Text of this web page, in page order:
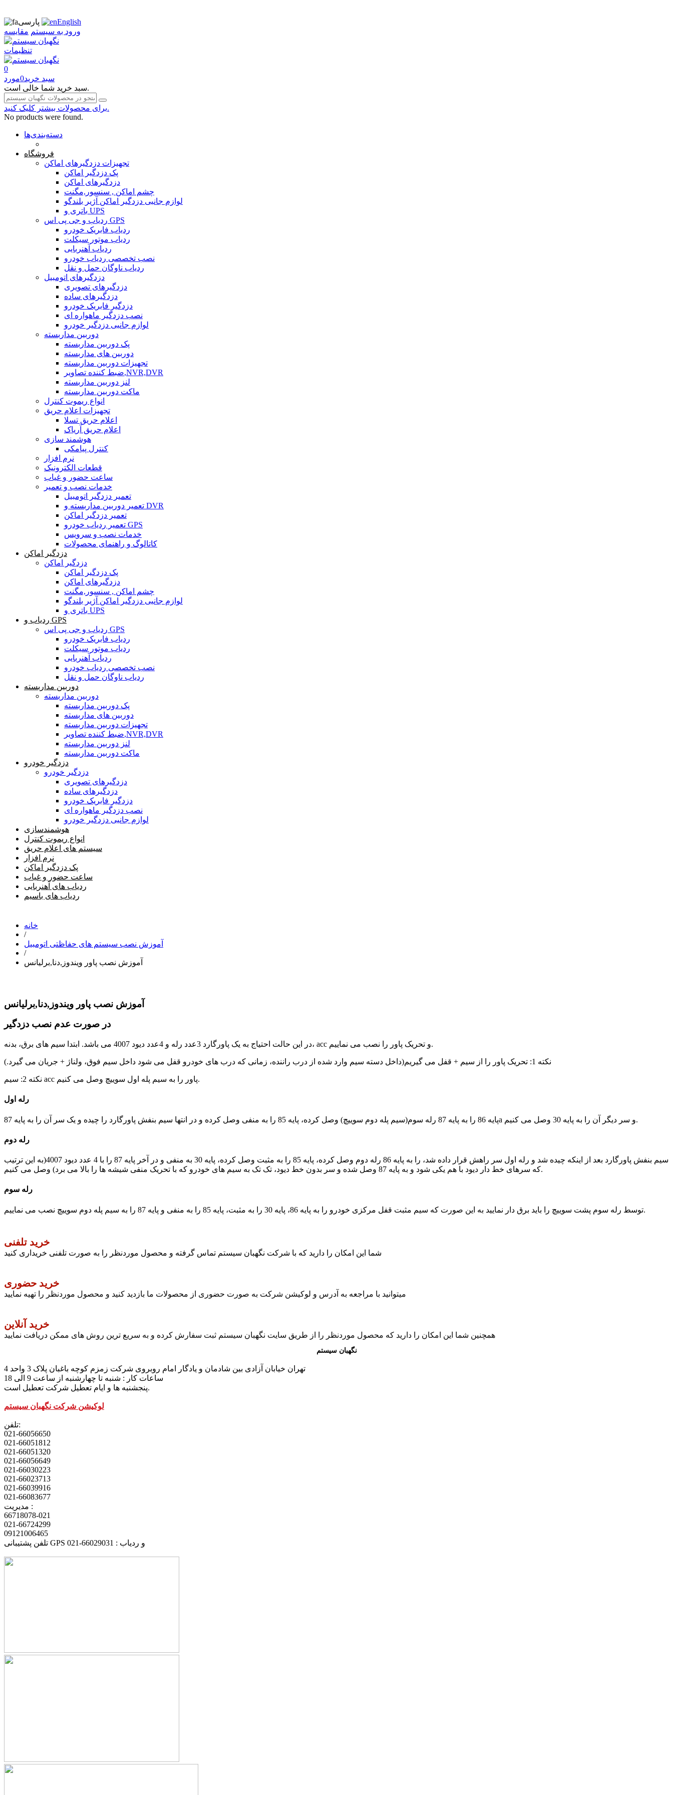
پارسی
English
ورود به سیستم مقایسه
تنظیمات
0
سبد خرید0مورد
سبد خرید شما خالی است.
برای محصولات بیشتر کلیک کنید.
No products were found.
دسته‌بندی‌ها
فروشگاه
تجهیزات دزدگیرهای اماکن
پک دزدگیر اماکن
دزدگیرهای اماکن
چشم اماکن , سنسور,مگنت
لوازم جانبی دزدگیر اماکن آژیر بلندگو
باتری و UPS
ردیاب و جی پی اس GPS
ردیاب فابریک خودرو
ردیاب موتور سیکلت
ردیاب آهنربایی
نصب تخصصی ردیاب خودرو
ردیاب ناوگان حمل و نقل
دزدگیرهای اتومبیل
دزدگیرهای تصویری
دزدگیرهای ساده
دزدگیر فابریک خودرو
نصب دزدگیر ماهواره ای
لوازم جانبی دزدگیر خودرو
دوربین مداربسته
پک دوربین مداربسته
دوربین های مداربسته
تجهیزات دوربین مداربسته
ضبط کننده تصاویر,NVR,DVR
لنز دوربین مداربسته
ماکت دوربین مداربسته
انواع ریموت کنترل
تجهیزات اعلام حریق
اعلام حریق تسلا
اعلام حریق آریاک
هوشمند سازی
کنترل پیامکی
نرم افزار
قطعات الکترونیک
ساعت حضور و غیاب
خدمات نصب و تعمیر
تعمیر دزدگیر اتومبیل
تعمیر دوربین مداربسته و DVR
تعمیر دزدگیر اماکن
تعمیر ردیاب خودرو GPS
خدمات نصب و سرویس
کاتالوگ و راهنمای محصولات
دزدگیر اماکن
دزدگیر اماکن
پک دزدگیر اماکن
دزدگیرهای اماکن
چشم اماکن , سنسور,مگنت
لوازم جانبی دزدگیر اماکن آژیر بلندگو
باتری و UPS
ردیاب و GPS
ردیاب و جی پی اس GPS
ردیاب فابریک خودرو
ردیاب موتور سیکلت
ردیاب آهنربایی
نصب تخصصی ردیاب خودرو
ردیاب ناوگان حمل و نقل
دوربین مداربسته
دوربین مداربسته
پک دوربین مداربسته
دوربین های مداربسته
تجهیزات دوربین مداربسته
ضبط کننده تصاویر,NVR,DVR
لنز دوربین مداربسته
ماکت دوربین مداربسته
دزدگیر خودرو
دزدگیر خودرو
دزدگیرهای تصویری
دزدگیرهای ساده
دزدگیر فابریک خودرو
نصب دزدگیر ماهواره ای
لوازم جانبی دزدگیر خودرو
هوشمندسازی
انواع ریموت کنترل
سیستم های اعلام حریق
نرم افزار
پک دزدگیر اماکن
ساعت حضور و غیاب
ردیاب های آهنربایی
ردیاب های باسیم
خانه
/
آموزش نصب سیستم های حفاظتی اتومبیل
/
آموزش نصب پاور ویندوز,دنا,برلیانس
آموزش نصب پاور ویندوز,دنا,برلیانس
در صورت عدم نصب دزدگیر
در این حالت احتیاج به یک پاورگارد 3عدد رله و 4عدد دیود 4007 می باشد. ابتدا سیم های برق، بدنه، acc و تحریک پاور را نصب می نماییم.
نکته 1: تحریک پاور را از سیم + قفل می گیریم(داخل دسته سیم وارد شده از درب راننده، زمانی که درب های خودرو قفل می شود داخل سیم فوق، ولناژ + جریان می گیرد.)
نکته 2: سیم acc پاور را به سیم پله اول سوییچ وصل می کنیم.
رله اول
پایه 86 را به پایه 87 رله سوم(سیم پله دوم سوییچ) وصل کرده، پایه 85 را به منفی وصل کرده و در انتها سیم بنفش پاورگارد را چیده و یک سر آن را به پایه 87a و سر دیگر آن را به پایه 30 وصل می کنیم.
رله دوم
سیم بنفش پاورگارد بعد از اینکه چیده شد و رله اول سر راهش قرار داده شد، را به پایه 86 رله دوم وصل کرده، پایه 85 را به مثبت وصل کرده، پایه 30 به منفی و در آخر پایه 87 را با 4 عدد دیود 4007(به این ترتیب
که سرهای خط دار دیود با هم یکی شود و به پایه 87 وصل شده و سر بدون خط دیود، تک تک به سیم های خودرو که با تحریک منفی شیشه ها را بالا می برد) وصل می کنیم.
رله سوم
توسط رله سوم پشت سوییچ را باید برق دار نمایید به این صورت که سیم مثبت قفل مرکزی خودرو را به پایه 86، پایه 30 را به مثبت، پایه 85 را به منفی و پایه 87 را به سیم پله دوم سوییچ نصب می نماییم.
خرید تلفنی
شما این امکان را دارید که با شرکت نگهبان سیستم تماس گرفته و محصول موردنظر را به صورت تلفنی خریداری کنید
خرید حضوری
میتوانید با مراجعه به آدرس و لوکیشن شرکت به صورت حضوری از محصولات ما بازدید کنید و محصول موردنظر را تهیه نمایید
خرید آنلاین
همچنین شما این امکان را دارید که محصول موردنظر را از طریق سایت نگهبان سیستم ثبت سفارش کرده و به سریع ترین روش های ممکن دریافت نمایید
نگهبان سیستم
تهران خیابان آزادی بین شادمان و یادگار امام روبروی شرکت زمزم کوچه باغبان پلاک 3 واحد 4
پنجشنبه ها و ایام تعطیل شرکت تعطیل است.
لوکیشن شرکت نگهبان سیستم
تلفن:
021-66056650
021-66051812
021-66051320
021-66056649
021-66030223
021-66023713
021-66039916
021-66083677
مدیریت :
66718078-021
021-66724299
09121006465
تلفن پشتیبانی GPS و ردیاب : 66029031-021